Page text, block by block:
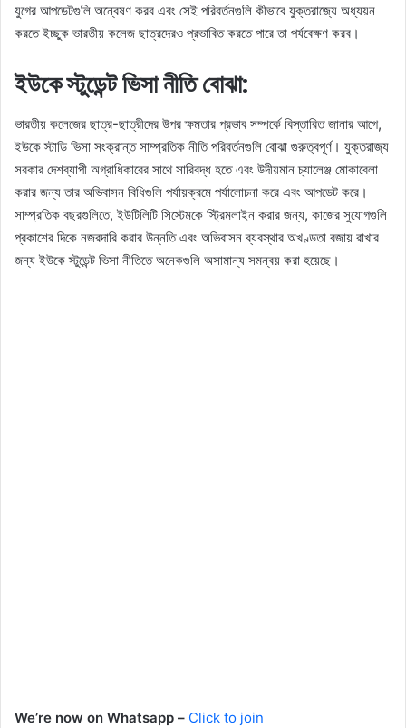
যুগের আপডেটগুলি অন্বেষণ করব এবং সেই পরিবর্তনগুলি কীভাবে যুক্তরাজ্যে অধ্যয়ন
করতে ইচ্ছুক ভারতীয় কলেজ ছাত্রদেরও প্রভাবিত করতে পারে তা পর্যবেক্ষণ করব।
ইউকে স্টুডেন্ট ভিসা নীতি বোঝা:
ভারতীয় কলেজের ছাত্র-ছাত্রীদের উপর ক্ষমতার প্রভাব সম্পর্কে বিস্তারিত জানার আগে,
ইউকে স্টাডি ভিসা সংক্রান্ত সাম্প্রতিক নীতি পরিবর্তনগুলি বোঝা গুরুত্বপূর্ণ। যুক্তরাজ্য
সরকার দেশব্যাপী অগ্রাধিকারের সাথে সারিবদ্ধ হতে এবং উদীয়মান চ্যালেঞ্জ মোকাবেলা
করার জন্য তার অভিবাসন বিধিগুলি পর্যায়ক্রমে পর্যালোচনা করে এবং আপডেট করে।
সাম্প্রতিক বছরগুলিতে, ইউটিলিটি সিস্টেমকে স্ট্রিমলাইন করার জন্য, কাজের সুযোগগুলি
প্রকাশের দিকে নজরদারি করার উন্নতি এবং অভিবাসন ব্যবস্থার অখণ্ডতা বজায় রাখার
জন্য ইউকে স্টুডেন্ট ভিসা নীতিতে অনেকগুলি অসামান্য সমন্বয় করা হয়েছে।
We’re now on Whatsapp – Click to join